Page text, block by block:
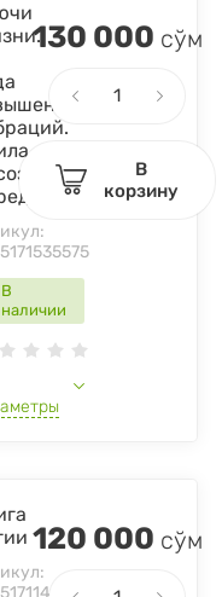
В
наличии
130 000 сўм
В
корзину
120 000 сўм